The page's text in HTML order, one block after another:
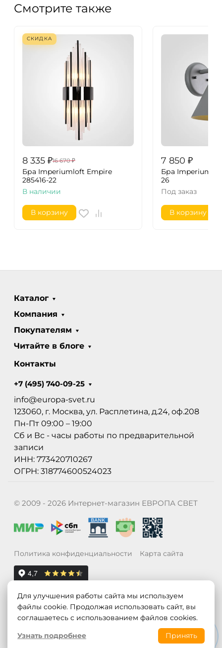
Смотрите также
СКИДКА
8 335 ₽16 670 ₽
Бра Imperiumloft Empire
285416-22
В наличии
В корзину
7 850 ₽
Бра
26
Под заказ
В корзину
Каталог
Компания
Покупателям
Читайте в блоге
Контакты
+7 (495) 740-09-25
info@europa-svet.ru
123060, г. Москва, ул. Расплетина, д.24, оф.208
Пн-Пт 09:00 – 19:00
Сб и Вс - часы работы по предварительной
записи
ИНН: 773420710267
ОГРН: 318774600524023
© 2009 - 2026 Интернет-магазин ЕВРОПА СВЕТ
Политика конфиденциальности Карта сайта
Для улучшения работы сайта мы используем
файлы cookie. Продолжая использовать сайт, вы
соглашаетесь с использованием файлов cookies.
Узнать подробнее
Принять